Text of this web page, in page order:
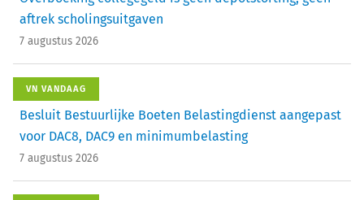
aftrek scholingsuitgaven
7 augustus 2026
VN VANDAAG
Besluit Bestuurlijke Boeten Belastingdienst aangepast
voor DAC8, DAC9 en minimumbelasting
7 augustus 2026